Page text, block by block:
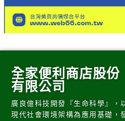
全家便利商店股份
有限公司
廣良億科技開發『生命科學』，
現代社會環境架構為應用基礎，